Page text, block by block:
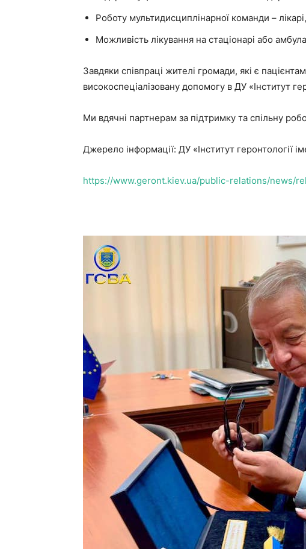
Роботу мультидисциплінарної команди –
Можливість лікування на стаціонарі або
Завдяки співпраці жителі громади, які є
високоспеціалізовану допомогу в ДУ «Інститут
Ми вдячні партнерам за підтримку та спільну
Джерело інформації: ДУ «Інститут геронтології
https://www.geront.kiev.ua/public-relations/